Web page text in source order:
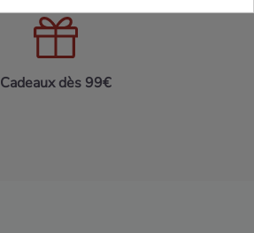
Cadeaux dès 99€